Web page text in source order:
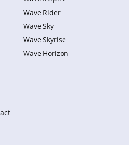
Wave Rider
Wave Sky
Wave Skyrise
Wave Horizon